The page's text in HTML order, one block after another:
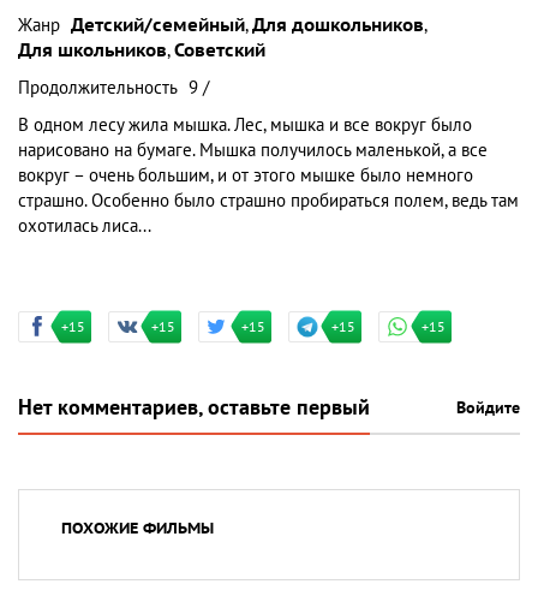
Жанр Детский/семейный,Для дошкольников,
Для школьников,Советский
Продолжительность 9 /
В одном лесу жила мышка. Лес, мышка и все вокруг было
нарисовано на бумаге. Мышка получилось маленькой, а все
вокруг – очень большим, и от этого мышке было немного
страшно. Особенно было страшно пробираться полем, ведь там
охотилась лиса...
+15 +15 +15 +15 +15
Нет комментариев, оставьте первый Войдите
ПОХОЖИЕ ФИЛЬМЫ